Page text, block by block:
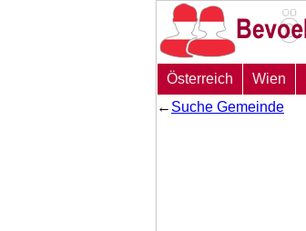
Österreich Wien
← Suche Gemeinde